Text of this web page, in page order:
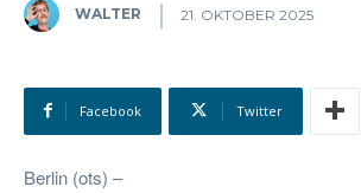
WALTER 21. OKTOBER 2025
Facebook Twitter
Berlin (ots) –